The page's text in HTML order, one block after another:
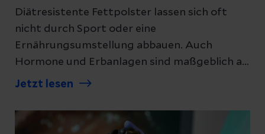
Diätresistente Fettpolster lassen sich oft
nicht durch Sport oder eine
Ernährungsumstellung abbauen. Auch
Hormone und Erbanlagen sind maßgeblich an
der Fettverteilung im Körper beteiligt. Durch
bestimmten Stellen des Körpers entfernt
werden. Welche Möglichkeiten es gibt und
Jetzt lesen